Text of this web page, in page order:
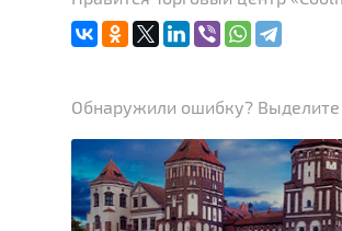
Обнаружили ошибку?